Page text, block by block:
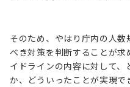
そのため、やはり庁内の人
べき対策を判断することが
イドラインの内容に対して
か、どういったことが実現